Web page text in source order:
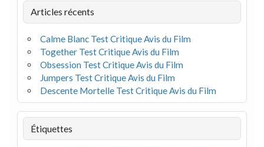
Articles récents
Calme Blanc Test Critique Avis du Film
Together Test Critique Avis du Film
Obsession Test Critique Avis du Film
Jumpers Test Critique Avis du Film
Descente Mortelle Test Critique Avis du Film
Étiquettes